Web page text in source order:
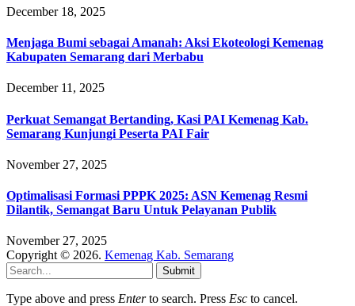
December 18, 2025
Menjaga Bumi sebagai Amanah: Aksi Ekoteologi Kemenag
Kabupaten Semarang dari Merbabu
December 11, 2025
Perkuat Semangat Bertanding, Kasi PAI Kemenag Kab.
Semarang Kunjungi Peserta PAI Fair
November 27, 2025
Optimalisasi Formasi PPPK 2025: ASN Kemenag Resmi
Dilantik, Semangat Baru Untuk Pelayanan Publik
November 27, 2025
Copyright © 2026. Kemenag Kab. Semarang
Submit
Type above and press Enterto search. Press Esc to cancel.